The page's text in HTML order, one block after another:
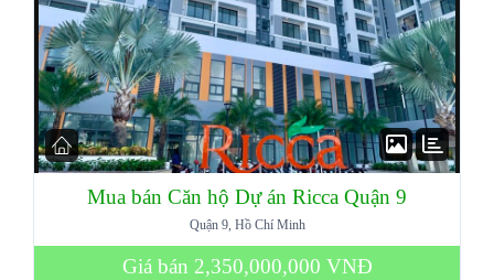
Mua bán Căn hộ Dự án Ricca Quận 9
Quận 9, Hồ Chí Minh
Giá bán 2,350,000,000 VNĐ